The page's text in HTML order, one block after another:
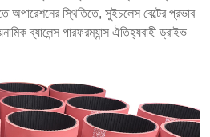
অপারেশনের স্থিতিতে, সুইচলেস বেল্টের প্রভাব
ব্যালেন্স পারফরম্যান্স ঐতিহ্যবাহী ড্রাইভ